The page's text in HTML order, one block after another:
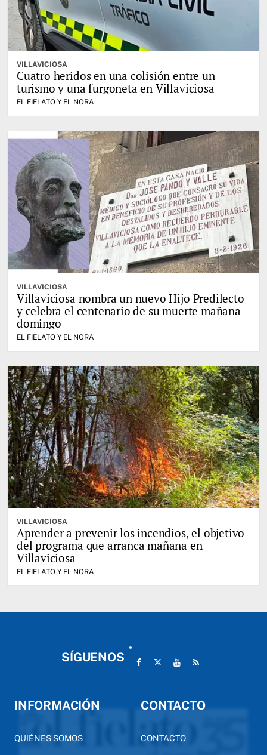
VILLAVICIOSA
Cuatro heridos en una colisión entre un
turismo y una furgoneta en Villaviciosa
EL FIELATO Y EL NORA
VILLAVICIOSA
Villaviciosa nombra un nuevo Hijo Predilecto
y celebra el centenario de su muerte mañana
domingo
EL FIELATO Y EL NORA
VILLAVICIOSA
Aprender a prevenir los incendios, el objetivo
del programa que arranca mañana en
Villaviciosa
EL FIELATO Y EL NORA
SÍGUENOS
INFORMACIÓN
QUIÉNES SOMOS
CONTACTO
CONTACTO